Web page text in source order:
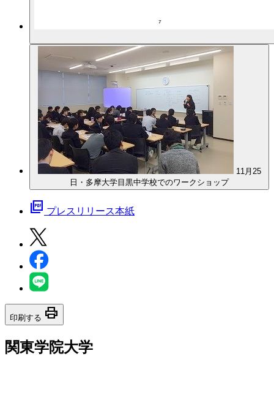
11月25
日・多摩大学目黒中学校でのワークショップ
picture_as_pdf プレスリリース本紙
印刷する print
関東学院大学